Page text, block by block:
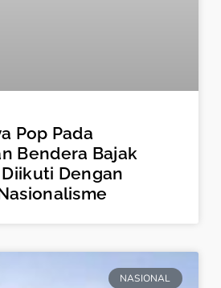
Pop Pada
Bendera Bajak
Dengan
NASIONAL